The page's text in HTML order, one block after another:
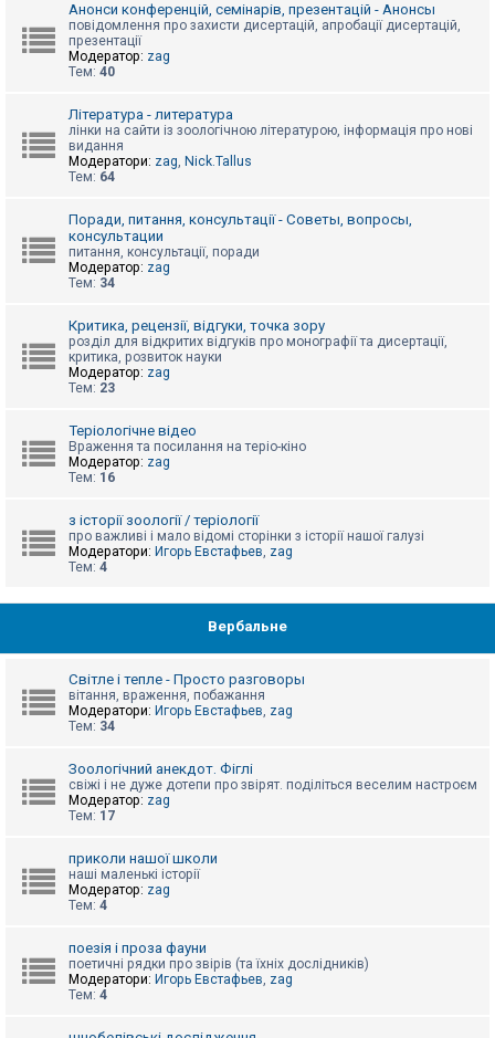
П
м
о
г
Анонси конференцій, семінарів, презентацій - Анонсы
повідомлення про захисти дисертацій, апробації дисертацій,
презентації
Модератор: zag
Тем: 40
Література - литература
лінки на сайти із зоологічною літературою, інформація про нові
видання
Модератори: zag, Nick.Tallus
Тем: 64
Поради, питання, консультації - Советы, вопросы,
консультации
питання, консультації, поради
Модератор: zag
Тем: 34
Критика, рецензії, відгуки, точка зору
розділ для відкритих відгуків про монографії та дисертації,
критика, розвиток науки
Модератор: zag
Тем: 23
Теріологічне відео
Враження та посилання на теріо-кіно
Модератор: zag
Тем: 16
з історії зоології / теріології
про важливі і мало відомі сторінки з історії нашої галузі
Модератори: Игорь Евстафьев, zag
Тем: 4
Вербальне
Світле і тепле - Просто разговоры
вітання, враження, побажання
Модератори: Игорь Евстафьев, zag
Тем: 34
Зоологічний анекдот. Фіглі
свіжі і не дуже дотепи про звірят. поділіться веселим настроєм
Модератор: zag
Тем: 17
приколи нашої школи
наші маленькі історії
Модератор: zag
Тем: 4
поезія і проза фауни
поетичні рядки про звірів (та їхніх дослідників)
Модератори: Игорь Евстафьев, zag
Тем: 4